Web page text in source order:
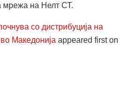
мрежа на Нелт СТ.
со дистрибуција на
Македонија appeared first on